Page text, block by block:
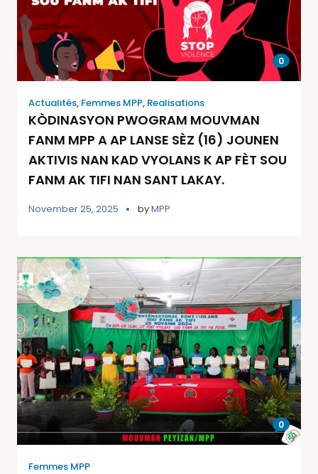
0
Actualités, Femmes MPP, Realisations
KÒDINASYON PWOGRAM MOUVMAN
FANM MPP A AP LANSE SÈZ (16) JOUNEN
AKTIVIS NAN KAD VYOLANS K AP FÈT SOU
FANM AK TIFI NAN SANT LAKAY.
November 25, 2025 byMPP
0
Femmes MPP